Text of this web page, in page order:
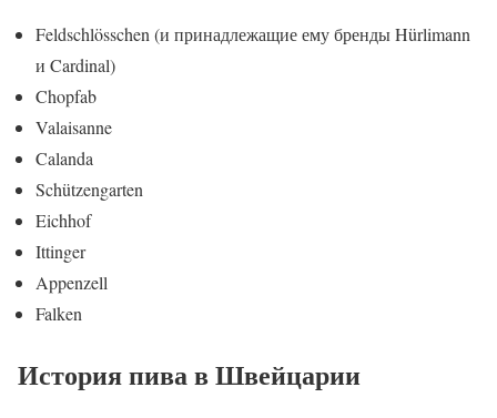
Feldschlösschen (и принадлежащие ему бренды Hürlimann
и Cardinal)
Chopfab
Valaisanne
Calanda
Schützengarten
Eichhof
Ittinger
Appenzell
Falken
История пива в Швейцарии